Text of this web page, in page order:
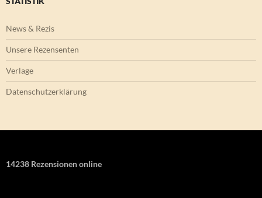
News & Rezis
Unsere Rezensenten
Verlage
Datenschutzerklärung
14238 Rezensionen online